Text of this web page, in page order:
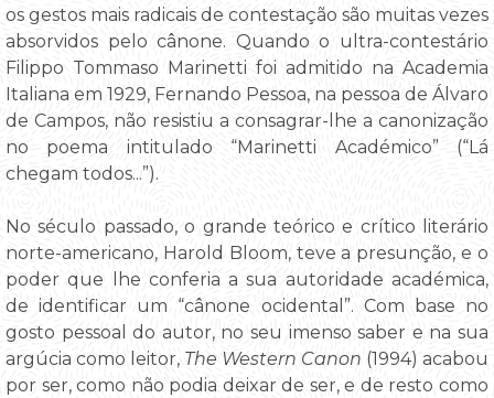
os gestos mais radicais de contestação são muitas vezes
absorvidos pelo cânone. Quando o ultra-contestário
Filippo Tommaso Marinetti foi admitido na Academia
Italiana em 1929, Fernando Pessoa, na pessoa de Álvaro
de Campos, não resistiu a consagrar-lhe a canonização
no poema intitulado “Marinetti Académico” (“Lá
chegam todos...”).
No século passado, o grande teórico e crítico literário
norte-americano, Harold Bloom, teve a presunção, e o
poder que lhe conferia a sua autoridade académica,
de identificar um “cânone ocidental”. Com base no
gosto pessoal do autor, no seu imenso saber e na sua
argúcia como leitor, The Western Canon (1994) acabou
por ser, como não podia deixar de ser, e de resto como